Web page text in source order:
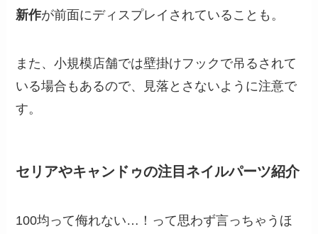
新作が前面にディスプレイされていることも。
また、小規模店舗では壁掛けフックで吊るされて
いる場合もあるので、見落とさないように注意で
す。
セリアやキャンドゥの注目ネイルパーツ紹介
100均って侮れない…！って思わず言っちゃうほ